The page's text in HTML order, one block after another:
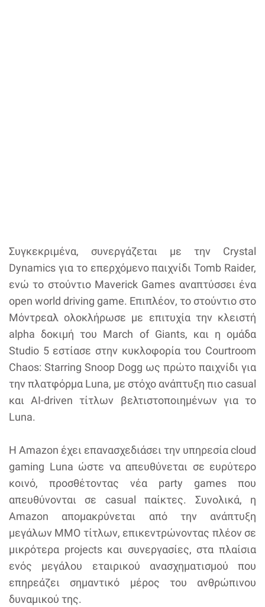
Συγκεκριμένα, συνεργάζεται με την Crystal
Dynamics για το επερχόμενο παιχνίδι Tomb Raider,
ενώ το στούντιο Maverick Games αναπτύσσει ένα
open world driving game. Επιπλέον, το στούντιο στο
Μόντρεαλ ολοκλήρωσε με επιτυχία την κλειστή
alpha δοκιμή του March of Giants, και η ομάδα
Studio 5 εστίασε στην κυκλοφορία του Courtroom
Chaos: Starring Snoop Dogg ως πρώτο παιχνίδι για
την πλατφόρμα Luna, με στόχο ανάπτυξη πιο casual
και AI-driven τίτλων βελτιστοποιημένων για το
Luna.
Η Amazon έχει επανασχεδιάσει την υπηρεσία cloud
gaming Luna ώστε να απευθύνεται σε ευρύτερο
κοινό, προσθέτοντας νέα party games που
απευθύνονται σε casual παίκτες. Συνολικά, η
Amazon απομακρύνεται από την ανάπτυξη
μεγάλων MMO τίτλων, επικεντρώνοντας πλέον σε
μικρότερα projects και συνεργασίες, στα πλαίσια
ενός μεγάλου εταιρικού ανασχηματισμού που
επηρεάζει σημαντικό μέρος του ανθρώπινου
δυναμικού της.